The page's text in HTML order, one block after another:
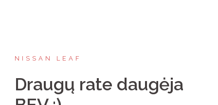
NISSAN LEAF
Draugų rate daugėja